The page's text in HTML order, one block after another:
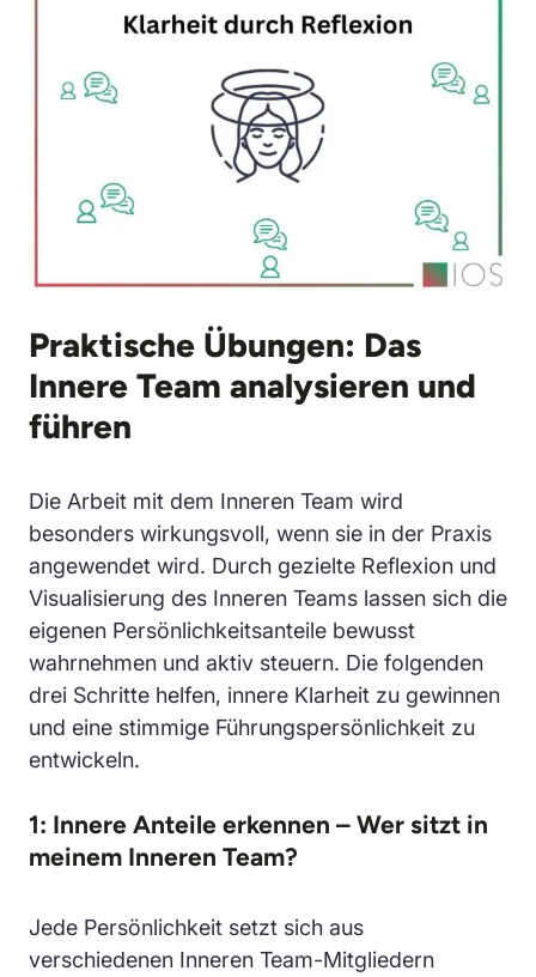
Praktische Übungen: Das
Innere Team analysieren und
führen
Die Arbeit mit dem Inneren Team wird
besonders wirkungsvoll, wenn sie in der Praxis
angewendet wird. Durch gezielte Reflexion und
Visualisierung des Inneren Teams lassen sich die
eigenen Persönlichkeitsanteile bewusst
wahrnehmen und aktiv steuern. Die folgenden
drei Schritte helfen, innere Klarheit zu gewinnen
und eine stimmige Führungspersönlichkeit zu
entwickeln.
1: Innere Anteile erkennen – Wer sitzt in
meinem Inneren Team?
Jede Persönlichkeit setzt sich aus
verschiedenen Inneren Team-Mitgliedern